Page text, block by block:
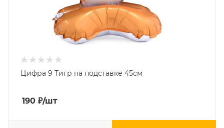
Цифра 9 Тигр на подставке 45см
190 ₽/шт